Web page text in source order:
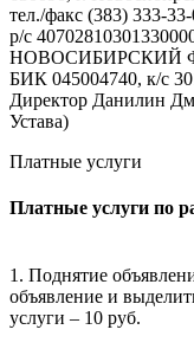
тел./факс (383) 333-
р/с
НОВОСИБИРСКИЙ
БИК 045004740, к/с
Директор Данилин
Устава)
Платные услуги
Платные услуги по
1. Поднятие
объявление и
услуги – 10 руб.